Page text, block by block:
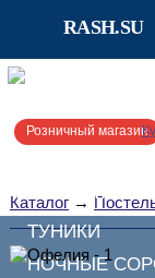
RASH.SU
Розничный магазин
RASH.SU
ТРИКОТАЖ
ТУНИКИ
НОЧНЫЕ
Каталог→